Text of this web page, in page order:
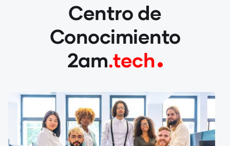
Centro de
Conocimiento
2am.tech